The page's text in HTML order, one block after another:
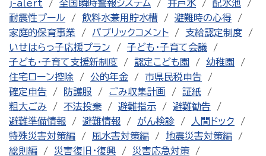
j-alert
全国瞬時警報システム 井戸水
配水池
耐震性プール
飲料水兼用貯水槽
避難時の心得
家庭的保育事業
パブリックコメント
支給認定制度
いせはらっ子応援プラン
子ども・子育て会議
子ども・子育て支援新制度
認定こども園
幼稚園
住宅ローン控除
公的年金
市県民税申告
確定申告
防護服 ごみ収集計画
証紙
粗大ごみ
不法投棄 避難指示
避難勧告
避難準備情報
避難情報 がん検診
人間ドック
特殊災害対策編
風水害対策編
地震災害対策編
総則編
災害復旧・復興
災害応急対策